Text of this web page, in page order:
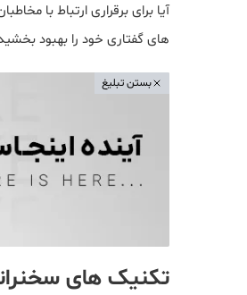
آیا برای برقراری ارتباط با
های گفتاری خود را بهبود
بستن تبلیغ
تکنیک های